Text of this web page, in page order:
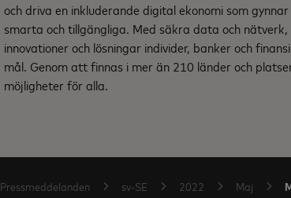
och driva en inkluderande digital ekonomi som
smarta och tillgängliga. Med säkra data och
innovationer och lösningar individer, banker och
mål. Genom att finnas i mer än 210 länder och
möjligheter för alla.
Pressmeddelanden sv-SE 2022 Maj